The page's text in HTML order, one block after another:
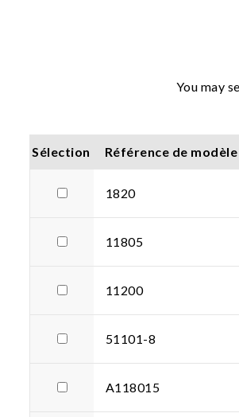
You may
Sélection Référence de modèle
1820
11805
11200
51101-8
A118015